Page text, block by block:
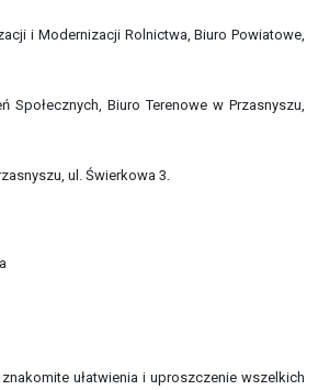
i Modernizacji Rolnictwa, Biuro Powiatowe,
Biuro Terenowe w Przasnyszu,
ul. Świerkowa 3.
ułatwienia i uproszczenie wszelkich